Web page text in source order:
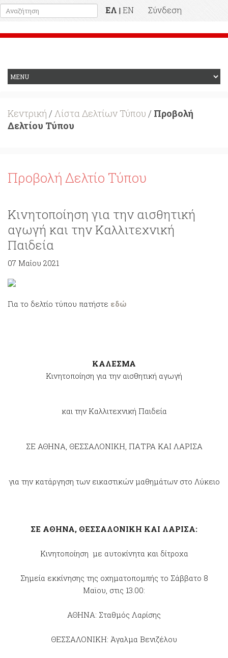
ΕΛ | EN
Σύνδεση
Κεντρική / Λίστα Δελτίων Τύπου / Προβολή
Δελτίου Τύπου
Προβολή Δελτίο Τύπου
Κινητοποίηση για την αισθητική
αγωγή και την Καλλιτεχνική
Παιδεία
07 Μαΐου 2021
Για το δελτίο τύπου πατήστε εδώ
ΚΑΛΕΣΜΑ
Κινητοποίηση για την αισθητική αγωγή
και την Καλλιτεχνική Παιδεία
ΣΕ ΑΘΗΝΑ, ΘΕΣΣΑΛΟΝΙΚΗ, ΠΑΤΡΑ ΚΑΙ ΛΑΡΙΣΑ
για την κατάργηση των εικαστικών μαθημάτων στο Λύκειο
ΣΕ ΑΘΗΝΑ, ΘΕΣΣΑΛΟΝΙΚΗ ΚΑΙ ΛΑΡΙΣΑ:
Κινητοποίηση με αυτοκίνητα και δίτροχα
Σημεία εκκίνησης της οχηματοπομπής το Σάββατο 8
Μαϊου, στις 13.00:
ΑΘΗΝΑ: Σταθμός Λαρίσης
ΘΕΣΣΑΛΟΝΙΚΗ: Άγαλμα Βενιζέλου